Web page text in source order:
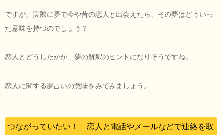
ですが、実際に夢で今や昔の恋人と出会えたら、その夢はどういっ
た意味を持つのでしょう？
恋人とどうしたかが、夢の解釈のヒントになりそうですね。
恋人に関する夢占いの意味をみてみましょう。
つながっていたい！ 恋人と電話やメールなどで連絡を取